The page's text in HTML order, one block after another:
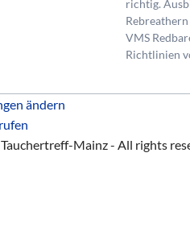
richtig.
Rebreathern
VMS
Richtlinien
ändern
Mainz - All rights